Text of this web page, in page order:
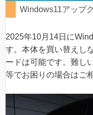
Windows11アップ
2025年10月14日に
す。本体を買い替えし
ードは可能です。難し
等でお困りの場合はご